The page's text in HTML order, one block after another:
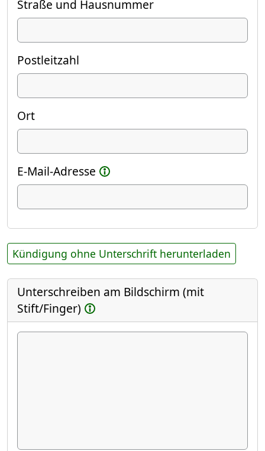
Straße und Hausnummer
Postleitzahl
Ort
E-Mail-Adresse
Kündigung ohne Unterschrift herunterladen
Unterschreiben am Bildschirm (mit
Stift/Finger)